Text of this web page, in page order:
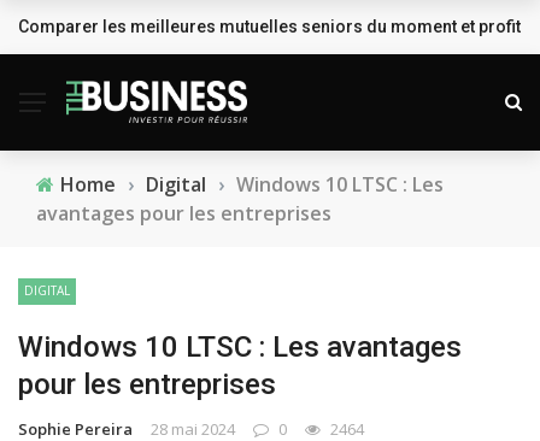
BREAKING NEWS
Comparer les meilleures mutuelles seniors du moment et
Home › Digital › Windows 10 LTSC : Les
avantages pour les entreprises
DIGITAL
Windows 10 LTSC : Les avantages
pour les entreprises
Sophie Pereira 28 mai 2024 0 2464